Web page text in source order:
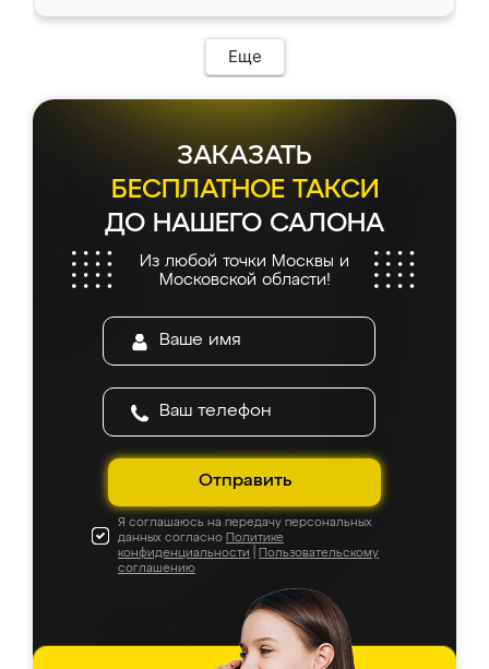
мебель сразу встала на свое место без
каких-либо доработок. Качеством осталась
довольна, все выглядит так, как и ожидала.
Еще
ЗАКАЗАТЬ
БЕСПЛАТНОЕ ТАКСИ
ДО НАШЕГО САЛОНА
Из любой точки Москвы и
Московской области!
Отправить
Я соглашаюсь на передачу персональных
данных согласно Политике
конфиденциальности
Пользовательскому
соглашению